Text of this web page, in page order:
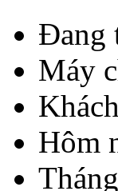
Đang
Máy
Hôm